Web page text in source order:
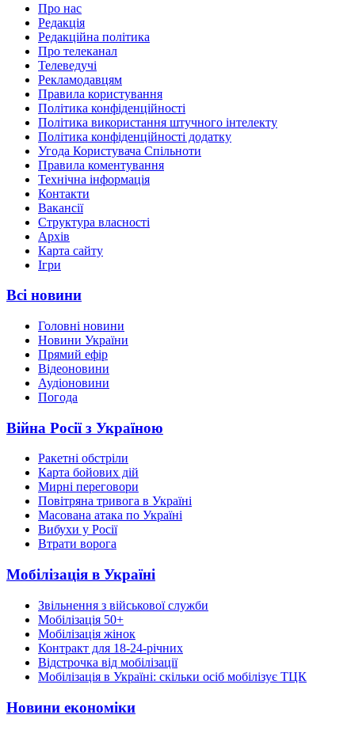
Про нас
Редакція
Редакційна політика
Про телеканал
Телеведучі
Рекламодавцям
Правила користування
Політика конфіденційності
Політика використання штучного інтелекту
Політика конфіденційності додатку
Угода Користувача Спільноти
Правила коментування
Технічна інформація
Контакти
Вакансії
Структура власності
Архів
Карта сайту
Ігри
Всі новини
Головні новини
Новини України
Прямий ефір
Відеоновини
Аудіоновини
Погода
Війна Росії з Україною
Ракетні обстріли
Карта бойових дій
Мирні переговори
Повітряна тривога в Україні
Масована атака по Україні
Вибухи у Росії
Втрати ворога
Мобілізація в Україні
Звільнення з військової служби
Мобілізація 50+
Мобілізація жінок
Контракт для 18-24-річних
Відстрочка від мобілізації
Мобілізація в Україні: скільки осіб мобілізує ТЦК
Новини економіки